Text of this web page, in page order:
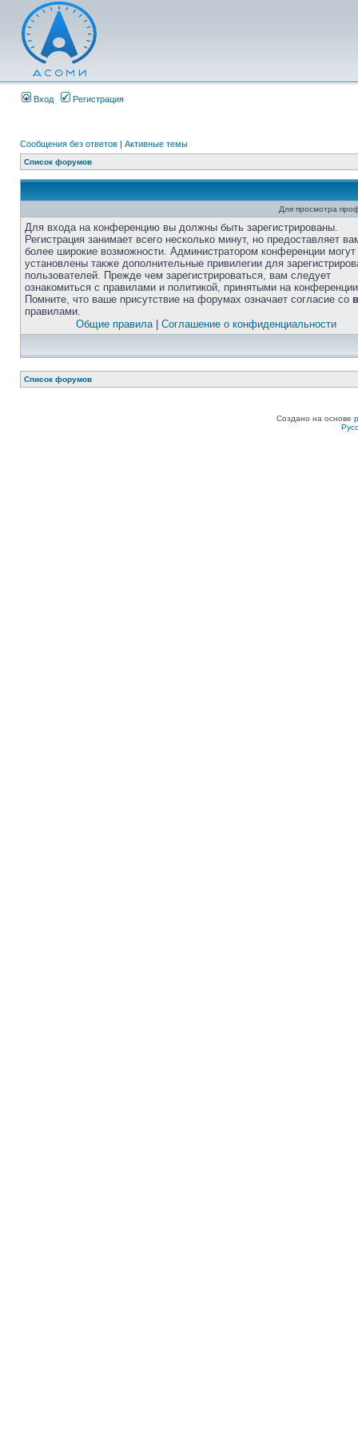
Вход Регистрация
Сообщения без ответов | Активные темы
Список форумов
Для просмотра
Для входа на конференцию вы должны быть зарегистрированы.
Регистрация занимает всего несколько минут, но предоставляет
более широкие возможности. Администратором конференции
установлены также дополнительные привилегии для
пользователей. Прежде чем зарегистрироваться, вам следует
ознакомиться с правилами и политикой, принятыми на
Помните, что ваше присутствие на форумах означает согласие со
правилами.
Общие правила| Соглашение о конфиденциальности
Список форумов
Создано на основе